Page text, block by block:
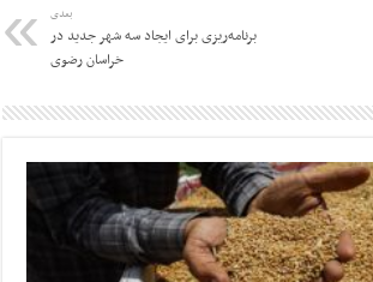
بعدی
برنامه‌ریزی برای ایجاد سه شهر جدید در
خراسان رضوی